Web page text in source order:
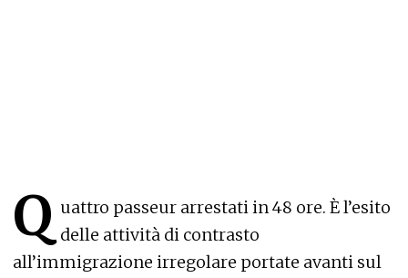
Q uattro passeur arrestati in 48 ore. È l’esito
delle attività di contrasto
all’immigrazione irregolare portate avanti sul